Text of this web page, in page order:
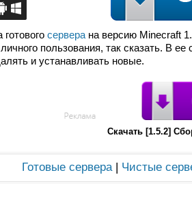
сервера на версию Minecraft
пользования, так сказать. В
и устанавливать новые.
Скачать [1.5.2]
Готовые сервера| Чистые